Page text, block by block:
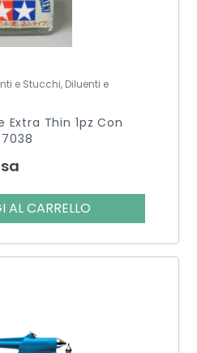
e Stucchi, Diluenti e
Extra Thin 1pz Con
AL CARRELLO